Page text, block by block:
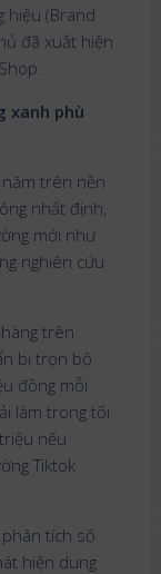
hiệu (Brand
đã xuất hiện
xanh phù
trên nền
nhất định,
mới như
nghiên cứu
trên
bị trọn bộ
đồng mỗi
làm trong tối
nếu
Tiktok
tích số
hiện dung